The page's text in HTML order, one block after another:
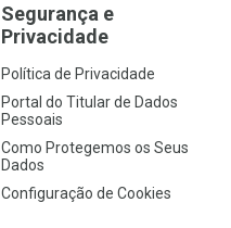
Segurança e
Privacidade
Política de Privacidade
Portal do Titular de Dados
Pessoais
Como Protegemos os Seus
Dados
Configuração de Cookies